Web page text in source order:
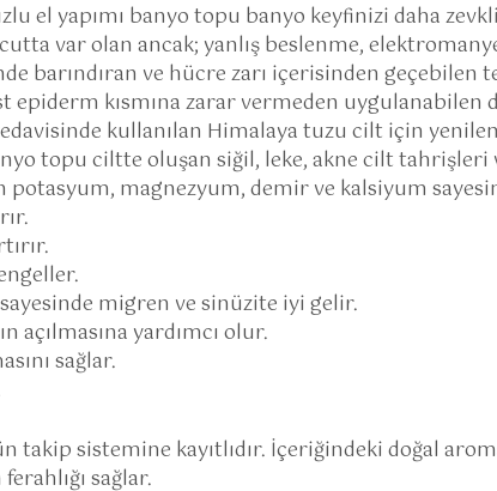
el yapımı banyo topu banyo keyfinizi daha
var olan ancak; yanlış beslenme,
barındıran ve hücre zarı içerisinden geçebilen
epiderm kısmına zarar vermeden uygulanabilen
kullanılan Himalaya tuzu cilt için
topu ciltte oluşan siğil, leke, akne cilt
magnezyum, demir ve kalsiyum
migren ve sinüzite iyi gelir.
açılmasına yardımcı olur.
sağlar.
takip sistemine kayıtlıdır. İçeriğindeki doğal
sağlar.